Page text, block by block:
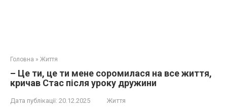
Головна » Життя
– Це ти, це ти мене соромилася на все життя,
кричав Стас після уроку дружини
Дата публікації: 20.12.2025 Життя